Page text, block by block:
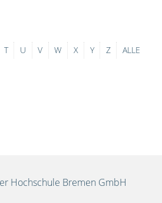
T U V W X Y Z ALLE
Hochschule Bremen GmbH